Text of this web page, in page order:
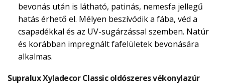
bevonás után is látható, patinás, nemesfa jellegű
hatás érhető el. Mélyen beszívódik a fába, véd a
csapadékkal és az UV-sugárzással szemben. Natúr
és korábban impregnált fafelületek bevonására
alkalmas.
Supralux Xyladecor Classic oldószeres vékonylazúr